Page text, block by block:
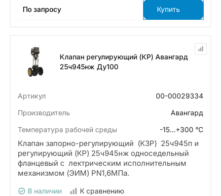
По запросу Купить
Клапан регулирующий (КР) Авангард
25ч945нж Ду100
Артикул
00-00029334
Производитель
Авангард
Температура рабочей среды
-15…+300 °С
Клапан запорно-регулирующий (КЗР) 25ч945п и
регулирующий (КР) 25ч945нж односедельный
фланцевый с лектрическим исполнительным
механизмом (ЭИМ) PN1,6МПа.
В наличии К сравнению